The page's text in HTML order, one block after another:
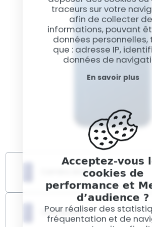
traceurs sur votre
afin de collecter
informations, pouvant
données personnelles,
que : adresse IP,
données de
En savoir plus
Acceptez-vous
cookies de
performance et
d’audience ?
Pour réaliser des
fréquentation et de
Caméra Arrière
Des photos floues ou instables ?
sur le capteur photo arrière pour
image claire et fonctionnelle.
Vitre Arrière